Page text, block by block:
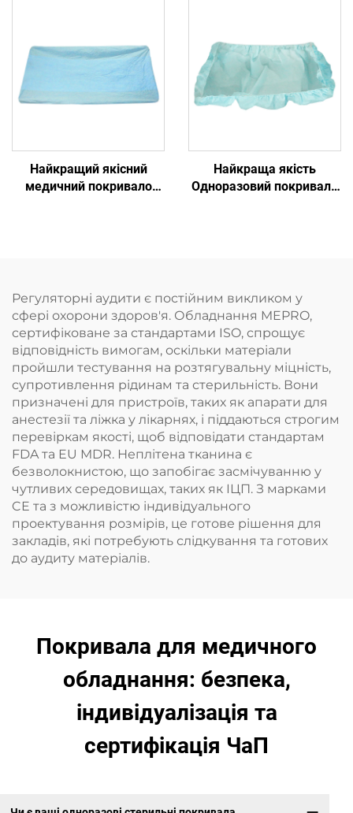
Найкращий якісний
медичний покривало
Найкраща якість
Одноразовий покривало
Регуляторні аудити є постійним викликом у
сфері охорони здоров'я. Обладнання MEPRO,
сертифіковане за стандартами ISO, спрощує
відповідність вимогам, оскільки матеріали
пройшли тестування на розтягувальну міцність,
супротивлення рідинам та стерильність. Вони
призначені для пристроїв, таких як апарати для
анестезії та ліжка у лікарнях, і піддаються строгим
перевіркам якості, щоб відповідати стандартам
FDA та EU MDR. Неплітена тканина є
безволокнистою, що запобігає засмічуванню у
чутливих середовищах, таких як ІЦП. З марками
CE та з можливістю індивідуального
проектування розмірів, це готове рішення для
закладів, які потребують слідкування та готових
до аудиту матеріалів.
Покривала для медичного
обладнання: безпека,
індивідуалізація та
сертифікація ЧаП